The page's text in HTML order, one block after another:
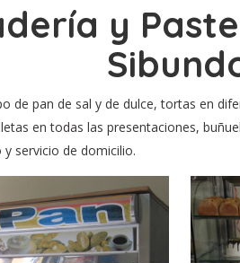
y
de pan de sal y de dulce, tortas en
en todas las presentaciones,
servicio de domicilio.